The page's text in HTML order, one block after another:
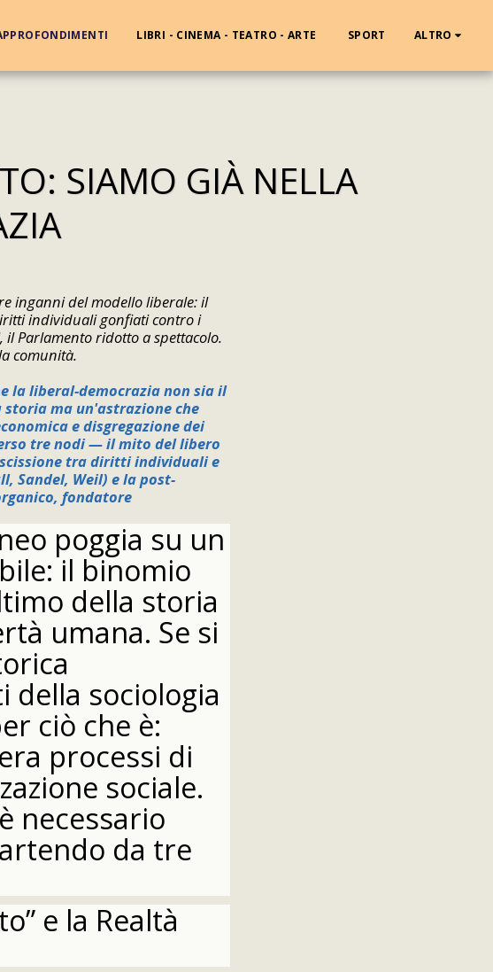
LIBRI - CINEMA - TEATRO - ARTE SPORT ALTRO
SIAMO GIÀ NELLA
inganni del modello liberale: il
individuali gonfiati contro i
Parlamento ridotto a spettacolo.
comunità.
la liberal-democrazia non sia il
ma un'astrazione che
e disgregazione dei
tre nodi — il mito del libero
tra diritti individuali e
Sandel, Weil) e la post-
fondatore
poggia su un
il binomio
della storia
umana. Se si
della sociologia
ciò che è:
processi di
sociale.
necessario
da tre
e la Realtà